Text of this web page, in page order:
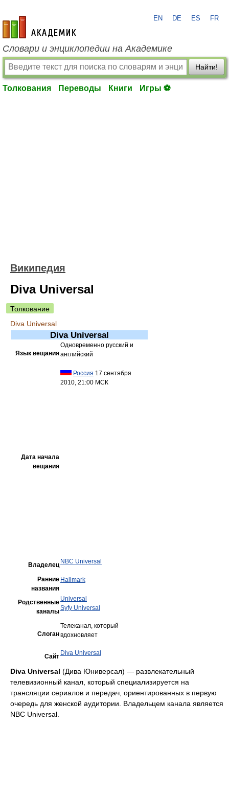
academic.ru
EN DE ES FR
Словари и энциклопедии на Академике
Найти!
Толкования Переводы Книги Игры ⚽
Википедия
Diva Universal
Толкование
Diva Universal
Diva Universal
Язык вещания
Одновременно русский и
английский
Дата начала
вещания
Россия 17 сентября
2010, 21:00 МСК
Владелец NBC Universal
Ранние
названия
Hallmark
Родственные
каналы
Universal
Syfy Universal
Слоган
Телеканал, который
вдохновляет
Сайт Diva Universal
Diva Universal (Дива Юниверсал) — развлекательный
телевизионный канал, который специализируется на
трансляции сериалов и передач, ориентированных в первую
очередь для женской аудитории. Владельцем канала является
NBC Universal.